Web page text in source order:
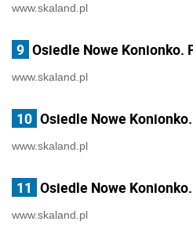
www.skaland.pl
9 Osiedle Nowe Konionko.
www.skaland.pl
10 Osiedle Nowe
www.skaland.pl
11 Osiedle Nowe
www.skaland.pl